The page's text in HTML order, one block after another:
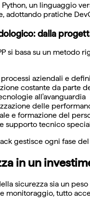
un linguaggio
adottando pratiche
dalla
si basa su un
aziendali e
costante da parte
all'avanguardia
delle
e formazione del
supporto tecnico
gestisce ogni fase
in un
sicurezza sia un
monitoraggio, tutto